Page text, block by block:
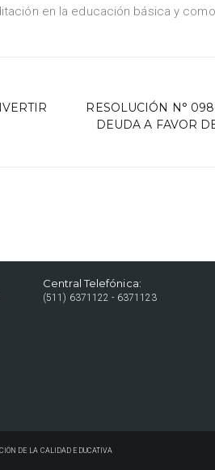
en la educación básica y
RESOLUCIÓN N°
DEUDA A FAVOR
Central Telefónica:
(511) 6371122 - 6371123
DE LA CALIDAD EDUCATIVA